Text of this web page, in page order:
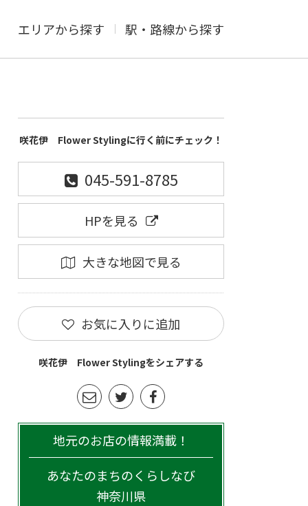
エリアから探す 駅・路線から探す
咲花伊 Flower Stylingに行く前にチェック！
045-591-8785
HPを見る
大きな地図で見る
お気に入りに追加
咲花伊 Flower Stylingをシェアする
地元のお店の情報満載！
あなたのまちのくらしなび
神奈川県